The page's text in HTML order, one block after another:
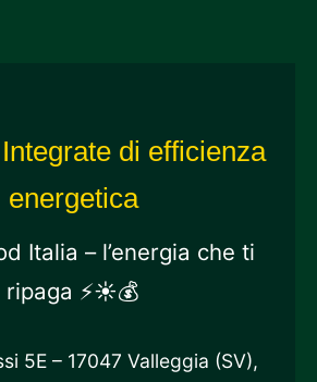
di efficienza
energetica
Italia – l’energia che ti
ripaga ⚡☀️💰
5E – 17047 Valleggia (SV),